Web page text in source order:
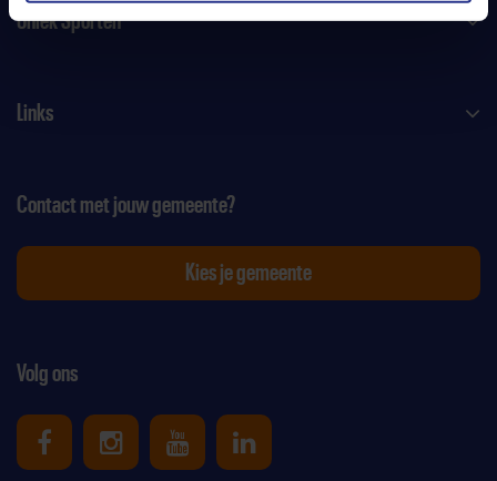
Uniek Sporten
Links
Volg ons
Uniek Sporten op Facebook
Uniek Sporten op Instagram
Uniek Sporten op Youtube
Uniek Sporten op
Contact met jouw gemeente?
Kies je gemeente